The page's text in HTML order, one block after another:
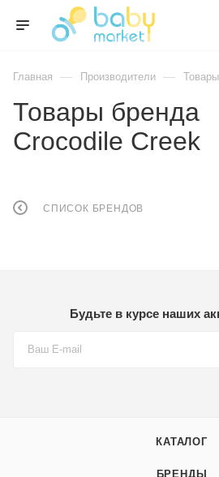
Главная — Производители —
Товары бренда
Crocodile Creek
СПИСОК БРЕНДОВ
Будьте в курсе наших
КАТАЛОГ
БРЕНДЫ